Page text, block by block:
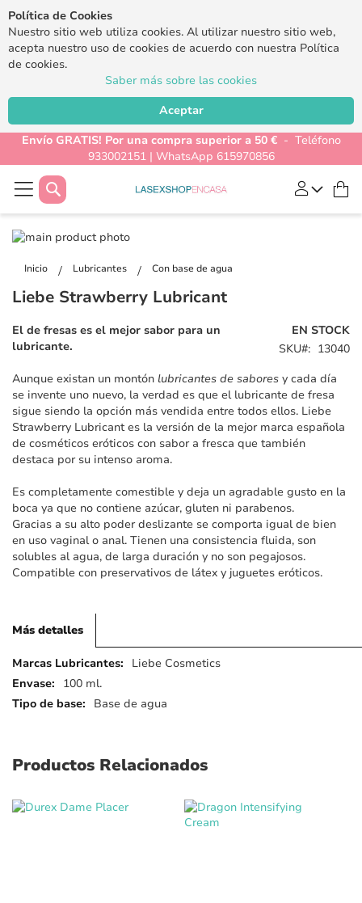
Política de Cookies
Nuestro sitio web utiliza cookies. Al utilizar nuestro sitio web,
acepta nuestro uso de cookies de acuerdo con nuestra Política
de cookies.
Saber más sobre las cookies
Aceptar
Envío GRATIS! Por una compra superior a 50 €- Teléfono
933002151 | WhatsApp 615970856
Buscar
Inicio Lubricantes Con base de agua
Saltar
final
la
de
imágenes
de
galería
de
Liebe Strawberry Lubricant
EN STOCK
SKU
13040
El de fresas es el mejor sabor para un
lubricante.
Aunque existan un montón lubricantes de sabores y cada día
se invente uno nuevo, la verdad es que el lubricante de fresa
sigue siendo la opción más vendida entre todos ellos. Liebe
Strawberry Lubricant es la versión de la mejor marca española
de cosméticos eróticos con sabor a fresca que también
destaca por su intenso aroma.
Es completamente comestible y deja un agradable gusto en la
boca ya que no contiene azúcar, gluten ni parabenos.
Gracias a su alto poder deslizante se comporta igual de bien
en uso vaginal o anal. Tienen una consistencia fluida, son
solubles al agua, de larga duración y no son pegajosos.
Compatible con preservativos de látex y juguetes eróticos.
Más detalles
Más
detalles
Liebe Cosmetics
100 ml.
Base de agua
Productos Relacionados